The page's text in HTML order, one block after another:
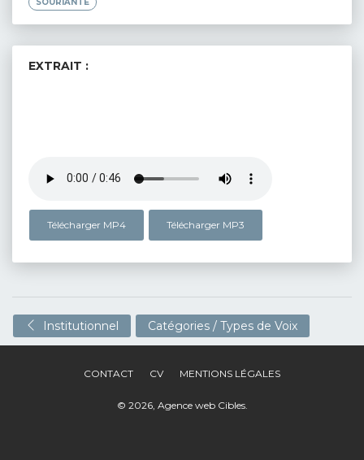
EXTRAIT :
Télécharger MP4 Télécharger MP3
Institutionnel Catégories / Types de Voix
CONTACT CV MENTIONS LÉGALES
© 2026, Agence web Cibles.